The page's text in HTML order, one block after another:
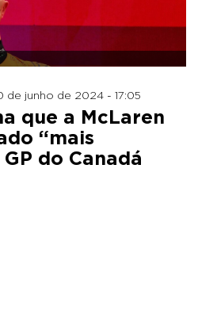
de junho de 2024 - 17:05
que a McLaren
“mais
do Canadá